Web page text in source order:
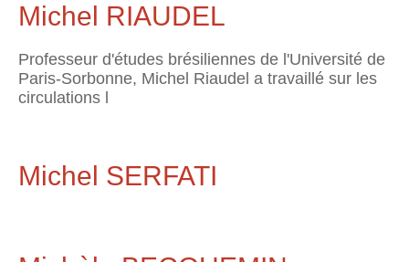
Michel RIAUDEL
Professeur d'études brésiliennes de l'Université de
Paris-Sorbonne, Michel Riaudel a travaillé sur les
circulations l
Michel SERFATI